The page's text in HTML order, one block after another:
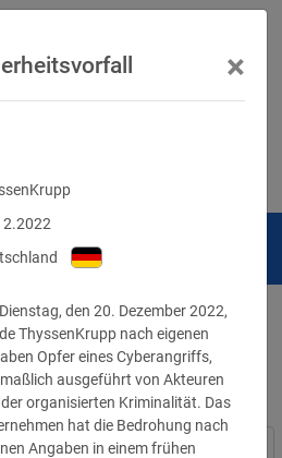
und Schwachstellen
×
den 20. Dezember 2022,
ThyssenKrupp nach eigenen
Opfer eines Cyberangriffs,
ausgeführt von Akteuren
organisierten Kriminalität. Das
hat die Bedrohung nach
Angaben in einem frühen